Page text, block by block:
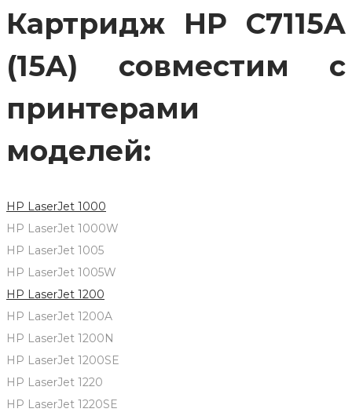
Картридж HP C7115A
(15A) совместим с
принтерами
моделей:
HP LaserJet 1000
HP LaserJet 1000W
HP LaserJet 1005
HP LaserJet 1005W
HP LaserJet 1200
HP LaserJet 1200A
HP LaserJet 1200N
HP LaserJet 1200SE
HP LaserJet 1220
HP LaserJet 1220SE